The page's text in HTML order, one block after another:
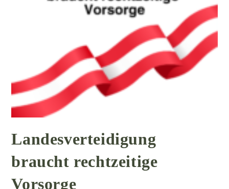
Landesverteidigung
braucht rechtzeitige
Vorsorge